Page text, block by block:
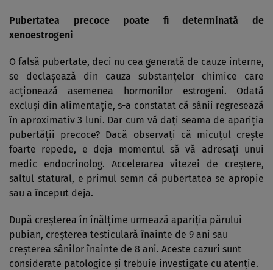
Pubertatea precoce poate fi determinată de
xenoestrogeni
O falsă pubertate, deci nu cea generată de cauze interne,
se declaşează din cauza substanţelor chimice care
acţionează asemenea hormonilor estrogeni. Odată
excluşi din alimentaţie, s-a constatat că sânii regresează
în aproximativ 3 luni. Dar cum vă daţi seama de apariţia
pubertăţii precoce? Dacă observaţi că micuţul creşte
foarte repede, e deja momentul să vă adresaţi unui
medic endocrinolog. Accelerarea vitezei de creştere,
saltul statural, e primul semn că pubertatea se apropie
sau a început deja.
După creşterea în înălţime urmează apariţia părului
pubian, creşterea testiculară înainte de 9 ani sau
creşterea sânilor înainte de 8 ani. Aceste cazuri sunt
considerate patologice şi trebuie investigate cu atenţie.